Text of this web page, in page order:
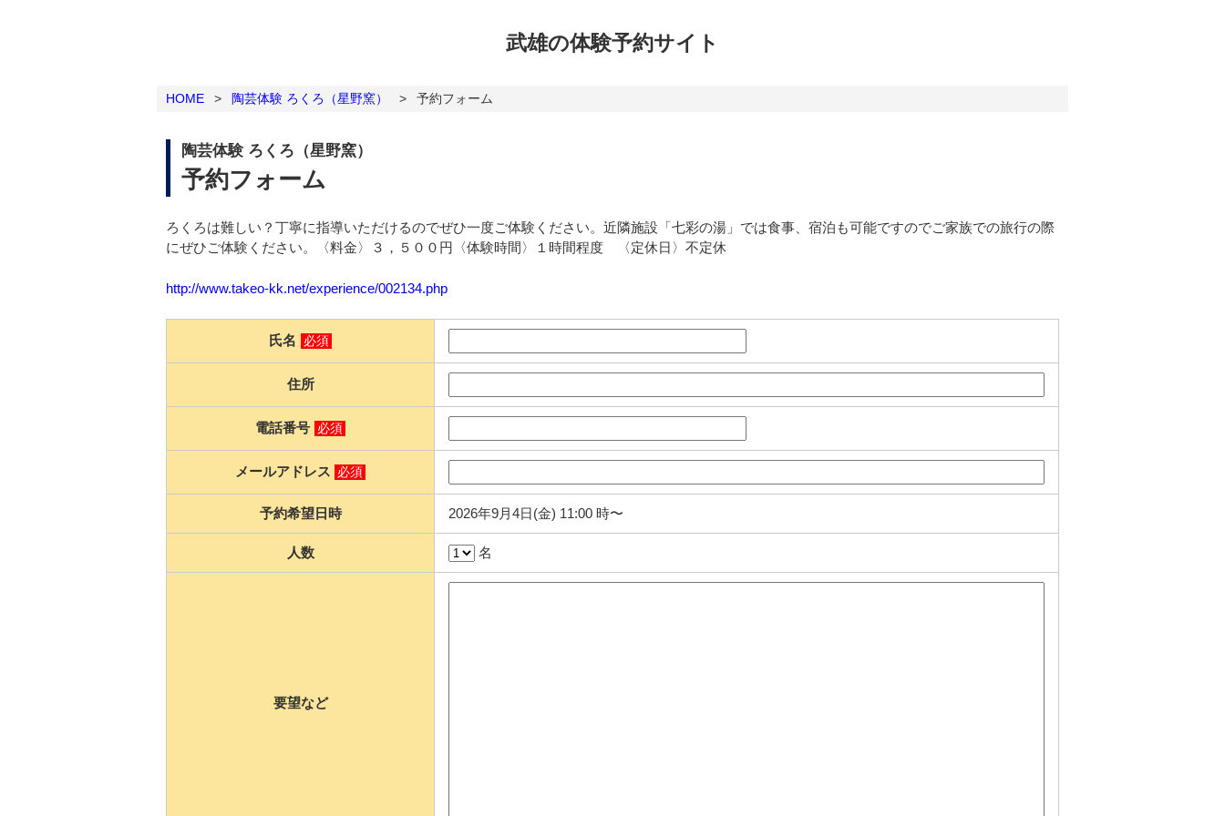
武雄の体験予約サイト
HOME > 陶芸体験 ろくろ（星野窯） > 予約フォーム
陶芸体験 ろくろ（星野窯）
予約フォーム
ろくろは難しい？丁寧に指導いただけるのでぜひ一度ご体験ください。近隣施設「七彩の湯」では食事、宿泊も可能ですのでご家族での旅行の際
にぜひご体験ください。〈料金〉３，５００円〈体験時間〉１時間程度 〈定休日〉不定休
http://www.takeo-kk.net/experience/002134.php
氏名 必須
住所
電話番号 必須
メールアドレス 必須
予約希望日時 2026年9月4日(金) 11:00 時〜
人数 名
要望など